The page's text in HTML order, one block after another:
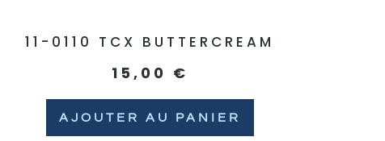
11-0110 TCX BUTTERCREAM
15,00 €
AJOUTER AU PANIER